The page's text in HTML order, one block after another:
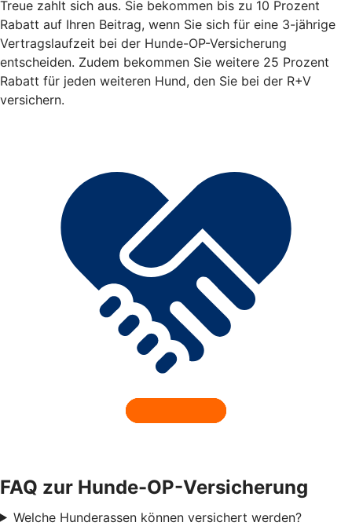
Treue zahlt sich aus. Sie bekommen bis zu 10 Prozent
Rabatt auf Ihren Beitrag, wenn Sie sich für eine 3-jährige
Vertragslaufzeit bei der Hunde-OP-Versicherung
entscheiden. Zudem bekommen Sie weitere 25 Prozent
Rabatt für jeden weiteren Hund, den Sie bei der R+V
versichern.
FAQ zur Hunde-OP-Versicherung
Welche Hunderassen können versichert werden?